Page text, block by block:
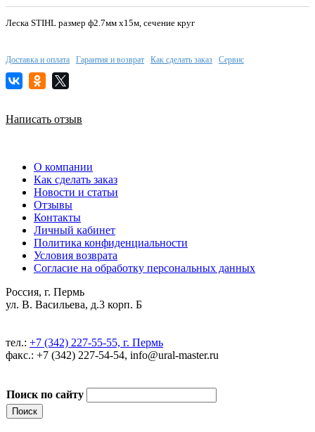
Леска STIHL размер ф2.7мм х15м, сечение круг
Доставка и оплата Гарантия и возврат Как сделать заказ Сервис
Написать отзыв
О компании
Как сделать заказ
Новости и статьи
Отзывы
Контакты
Личный кабинет
Политика конфиденциальности
Условия возврата
Согласие на обработку персональных данных
Россия, г. Пермь
ул. В. Васильева, д.3 корп. Б
тел.: +7 (342) 227-55-55, г. Пермь
факс.: +7 (342) 227-54-54, info@ural-master.ru
Поиск по сайту